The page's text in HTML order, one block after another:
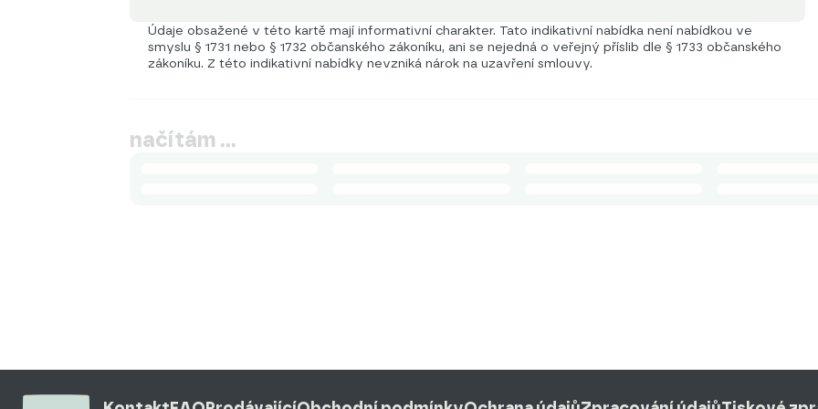
Údaje obsažené v této kartě mají informativní charakter. Tato indikativní nabídka není nabídkou ve
smyslu § 1731 nebo § 1732 občanského zákoníku, ani se nejedná o veřejný příslib dle § 1733 občanského
zákoníku. Z této indikativní nabídky nevzniká nárok na uzavření smlouvy.
načítám …